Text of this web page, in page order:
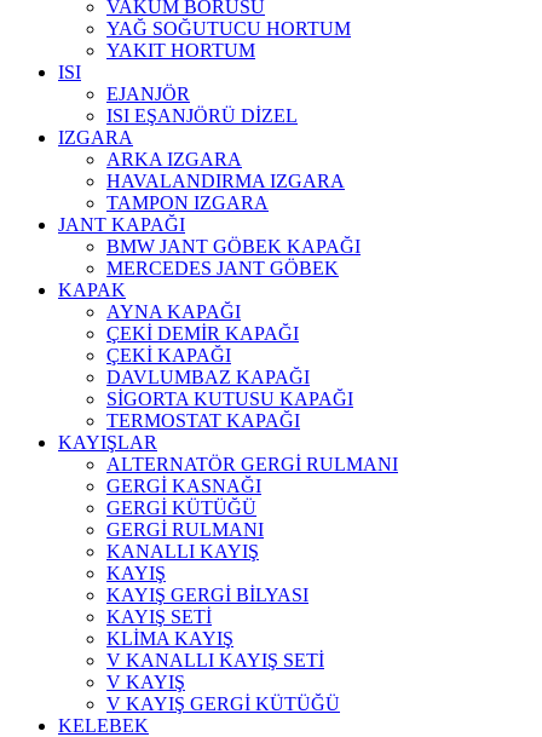
VAKUM BORUSU
YAĞ SOĞUTUCU HORTUM
YAKIT HORTUM
ISI
EJANJÖR
ISI EŞANJÖRÜ DİZEL
IZGARA
ARKA IZGARA
HAVALANDIRMA IZGARA
TAMPON IZGARA
JANT KAPAĞI
BMW JANT GÖBEK KAPAĞI
MERCEDES JANT GÖBEK
KAPAK
AYNA KAPAĞI
ÇEKİ DEMİR KAPAĞI
ÇEKİ KAPAĞI
DAVLUMBAZ KAPAĞI
SİGORTA KUTUSU KAPAĞI
TERMOSTAT KAPAĞI
KAYIŞLAR
ALTERNATÖR GERGİ RULMANI
GERGİ KASNAĞI
GERGİ KÜTÜĞÜ
GERGİ RULMANI
KANALLI KAYIŞ
KAYIŞ
KAYIŞ GERGİ BİLYASI
KAYIŞ SETİ
KLİMA KAYIŞ
V KANALLI KAYIŞ SETİ
V KAYIŞ
V KAYIŞ GERGİ KÜTÜĞÜ
KELEBEK